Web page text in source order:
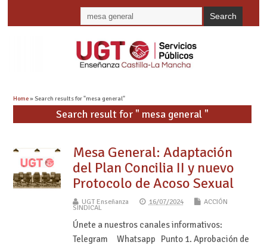
Home» Search results for "mesa general"
Search result for " mesa general "
Mesa General: Adaptación
del Plan Concilia II y nuevo
Protocolo de Acoso Sexual
UGT Enseñanza 16/07/2024 ACCIÓN
SINDICAL
Únete a nuestros canales informativos:
Telegram Whatsapp Punto 1. Aprobación de